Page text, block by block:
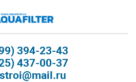
394-23-43
437-00-37